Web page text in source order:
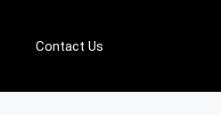
Contact Us